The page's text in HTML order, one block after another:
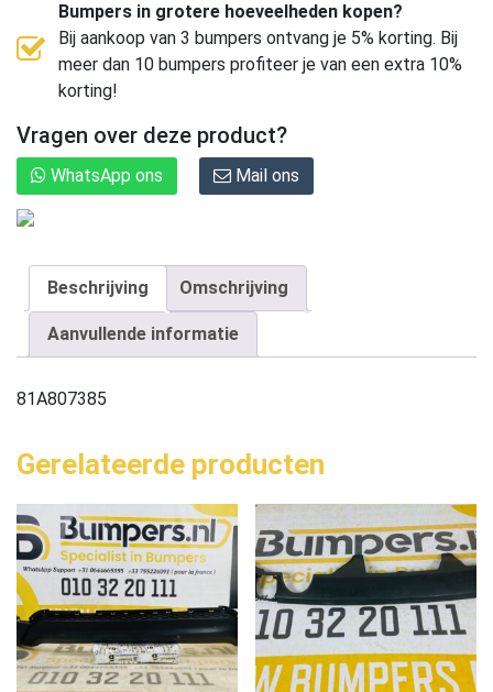
Bumpers in grotere hoeveelheden kopen?
Bij aankoop van 3 bumpers ontvang je 5% korting. Bij
meer dan 10 bumpers profiteer je van een extra 10%
korting!
Vragen over deze product?
WhatsApp ons Mail ons
Beschrijving Omschrijving
Aanvullende informatie
81A807385
Gerelateerde producten